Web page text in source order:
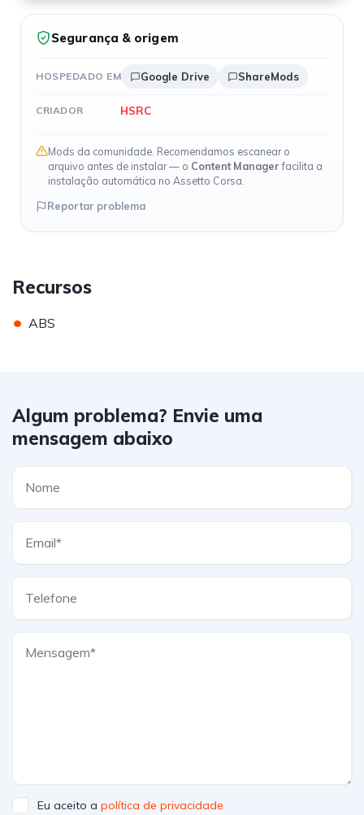
Segurança & origem
HOSPEDADO EM Google Drive ShareMods
CRIADOR HSRC
Mods da comunidade. Recomendamos escanear o
arquivo antes de instalar — o Content Managerfacilita a
instalação automática no Assetto Corsa.
Reportar problema
Recursos
• ABS
Algum problema? Envie uma
mensagem abaixo
Eu aceito a política de privacidade